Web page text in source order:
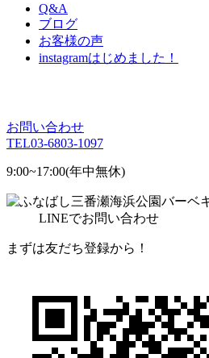
Q&A
ブログ
お客様の声
instagramはじめました！
お問い合わせ
TEL03-6803-1097
9:00~17:00(年中無休)
LINEでお問い合わせ
まずは友だち登録から！